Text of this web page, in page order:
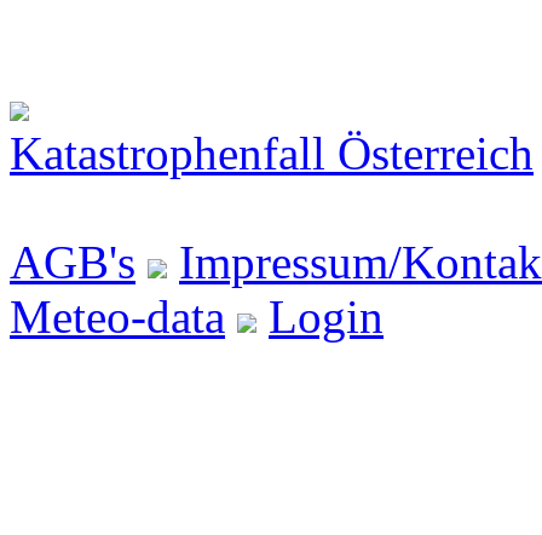
Katastrophenfall Österreich
AGB's
Impressum/
Meteo-data
Login